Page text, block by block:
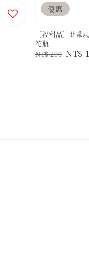
優惠
［福利品］北歐
花瓶
Regular
NT$ 200 Sale
NT$